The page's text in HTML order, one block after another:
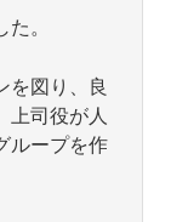
。
を図り、良
上司役が人
ループを作